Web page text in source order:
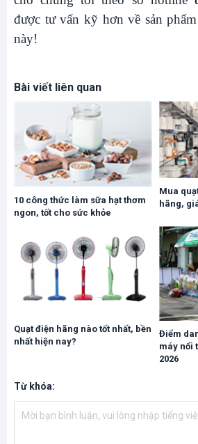
được tư vấn kỹ hơn về sản
này!
Bài viết liên quan
10 công thức làm sữa hạt thơm
ngon, tốt cho sức khỏe
Mua
hãng,
Quạt điện hãng nào tốt nhất, bền
nhất hiện nay?
Điểm
máy nổi
2026
Từ khóa: